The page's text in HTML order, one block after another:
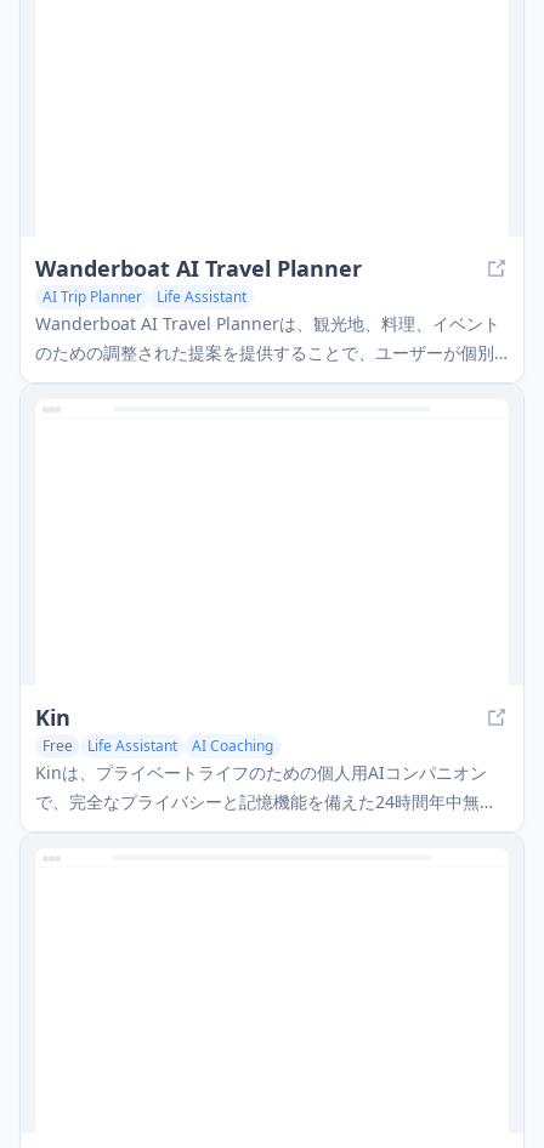
Wanderboat AI Travel Planner
AI Trip Planner Life Assistant
Wanderboat AI Travel Plannerは、観光地、料理、イベント
のための調整された提案を提供することで、ユーザーが個別
化された旅行を計画するのを支援するAI駆動のツールです。
Kin
Free Life Assistant AI Coaching
Kinは、プライベートライフのための個人用AIコンパニオン
で、完全なプライバシーと記憶機能を備えた24時間年中無休
のサポートを提供します